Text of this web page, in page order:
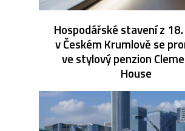
Hospodářské stavení z
v Českém Krumlově se
ve stylový penzion
House